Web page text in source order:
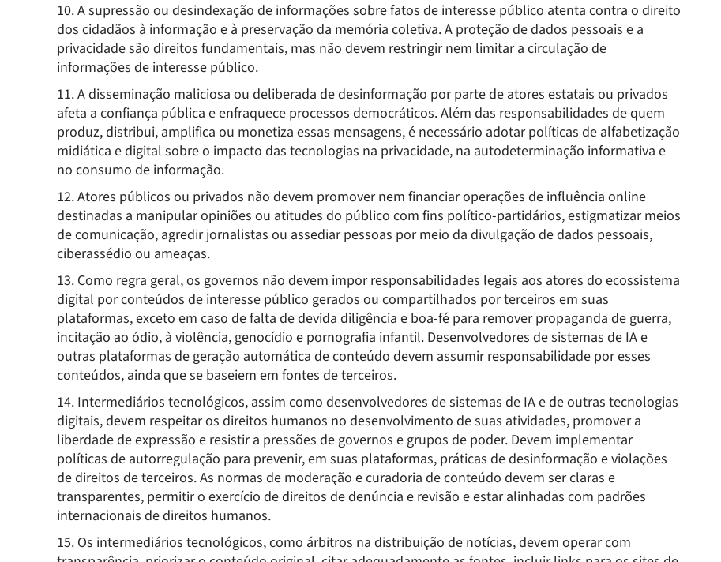
10. A supressão ou desindexação de informações sobre fatos de interesse público atenta contra o direito
dos cidadãos à informação e à preservação da memória coletiva. A proteção de dados pessoais e a
privacidade são direitos fundamentais, mas não devem restringir nem limitar a circulação de
informações de interesse público.
11. A disseminação maliciosa ou deliberada de desinformação por parte de atores estatais ou privados
afeta a confiança pública e enfraquece processos democráticos. Além das responsabilidades de quem
produz, distribui, amplifica ou monetiza essas mensagens, é necessário adotar políticas de alfabetização
midiática e digital sobre o impacto das tecnologias na privacidade, na autodeterminação informativa e
no consumo de informação.
12. Atores públicos ou privados não devem promover nem financiar operações de influência online
destinadas a manipular opiniões ou atitudes do público com fins político-partidários, estigmatizar meios
de comunicação, agredir jornalistas ou assediar pessoas por meio da divulgação de dados pessoais,
ciberassédio ou ameaças.
13. Como regra geral, os governos não devem impor responsabilidades legais aos atores do ecossistema
digital por conteúdos de interesse público gerados ou compartilhados por terceiros em suas
plataformas, exceto em caso de falta de devida diligência e boa-fé para remover propaganda de guerra,
incitação ao ódio, à violência, genocídio e pornografia infantil. Desenvolvedores de sistemas de IA e
outras plataformas de geração automática de conteúdo devem assumir responsabilidade por esses
conteúdos, ainda que se baseiem em fontes de terceiros.
14. Intermediários tecnológicos, assim como desenvolvedores de sistemas de IA e de outras tecnologias
digitais, devem respeitar os direitos humanos no desenvolvimento de suas atividades, promover a
liberdade de expressão e resistir a pressões de governos e grupos de poder. Devem implementar
políticas de autorregulação para prevenir, em suas plataformas, práticas de desinformação e violações
de direitos de terceiros. As normas de moderação e curadoria de conteúdo devem ser claras e
transparentes, permitir o exercício de direitos de denúncia e revisão e estar alinhadas com padrões
internacionais de direitos humanos.
15. Os intermediários tecnológicos, como árbitros na distribuição de notícias, devem operar com